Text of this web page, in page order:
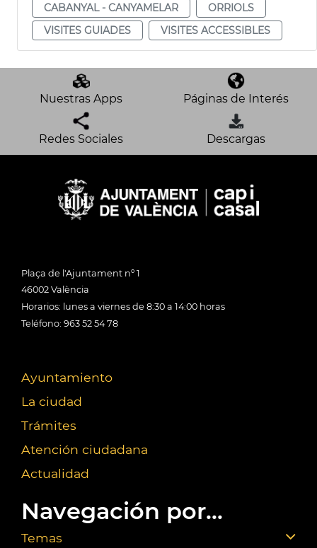
CABANYAL - CANYAMELAR
ORRIOLS
VISITES GUIADES
VISITES ACCESSIBLES
Nuestras Apps Páginas de Interés
Redes Sociales Descargas
Plaça de l'Ajuntament nº 1
46002 València
Horarios: lunes a viernes de 8:30 a 14:00 horas
Teléfono: 963 52 54 78
Ayuntamiento
La ciudad
Trámites
Atención ciudadana
Actualidad
Navegación por...
Temas